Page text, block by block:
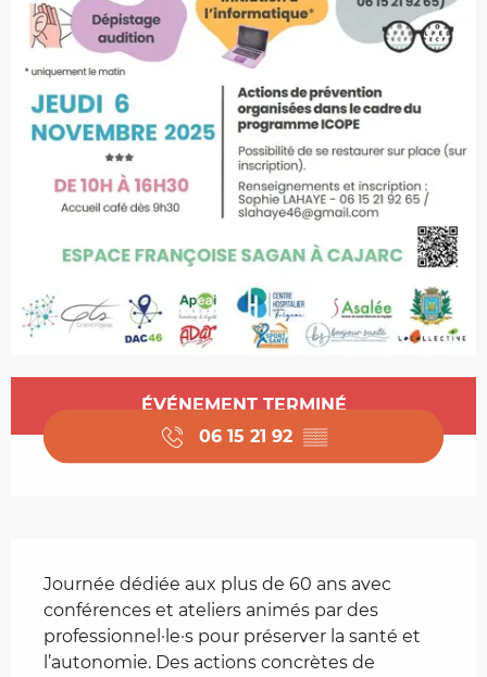
Ouverture et coordonnées
ÉVÉNEMENT TERMINÉ
06 15 21 92 ▒▒
Journée dédiée aux plus de 60 ans avec
conférences et ateliers animés par des
professionnel·le·s pour préserver la santé et
l’autonomie. Des actions concrètes de